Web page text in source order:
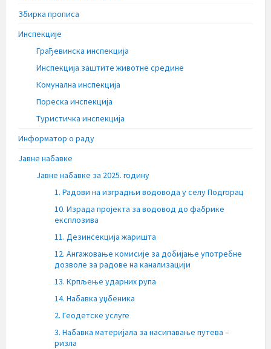
Збирка прописа
Инспекције
Грађевинска инспекција
Инспекција заштите животне средине
Комунална инспекција
Пореска инспекција
Туристичка инспекција
Информатор о раду
Јавне набавке
Јавне набавке за 2025. годину
1. Радови на изградњи водовода у селу Подгорац
10. Израда пројекта за водовод до фабрике
експлозива
11. Дезинсекција жаришта
12. Ангажовање комисије за добијање употребне
дозволе за радове на канализацији
13. Крпљење ударних рупа
14. Набавка уџбеника
2. Геодетске услуге
3. Набавка материјала за насипавање путева –
ризла